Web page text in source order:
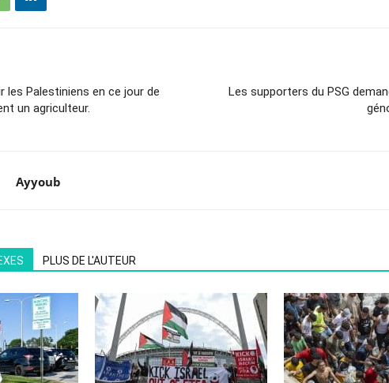
les Palestiniens en ce jour de
un agriculteur.
Les supporters du PSG
Ayyoub
PLUS DE L'AUTEUR